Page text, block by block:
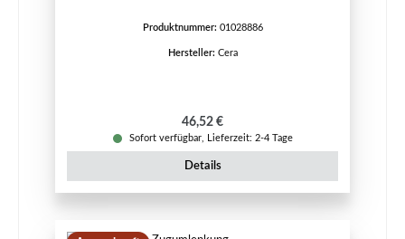
Produktnummer: 01028886
Hersteller: Cera
Regulärer Preis:
46,52 €
Sofort verfügbar, Lieferzeit: 2-4 Tage
Details